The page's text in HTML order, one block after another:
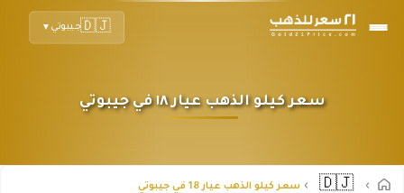
🇩🇯جيبوتي ▼
سعر كيلو الذهب عيار ١٨ في جيبوتي
🇩🇯 سعر كيلو الذهب عيار 18 في جيبوتي